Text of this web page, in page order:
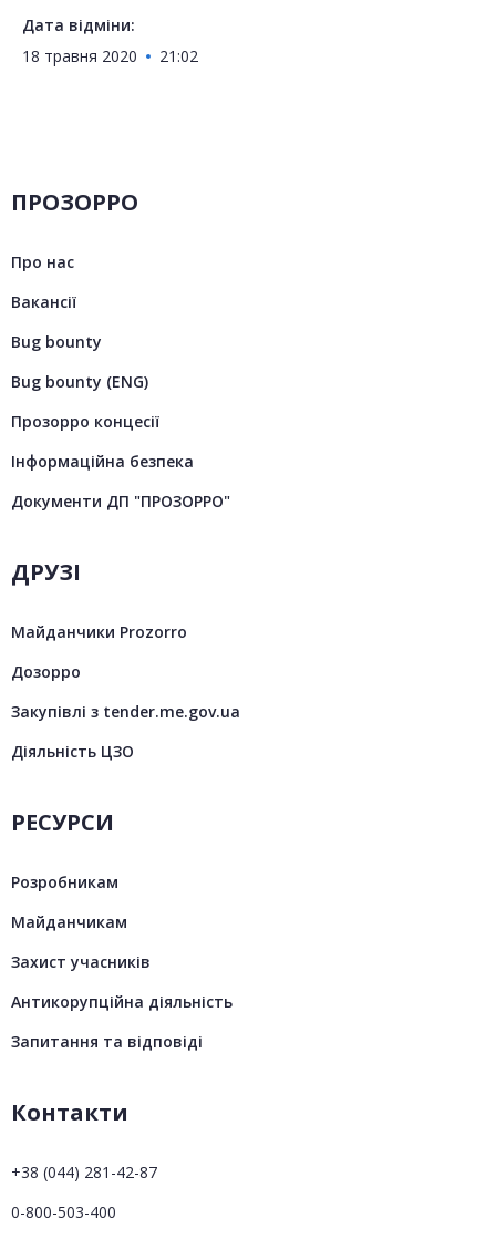
Дата відміни:
18 травня 2020
21:02
ПРОЗОРРО
Про нас
Вакансії
Bug bounty
Bug bounty (ENG)
Прозорро концесії
Інформаційна безпека
Документи ДП "ПРОЗОРРО"
ДРУЗІ
Майданчики Prozorro
Дозорро
Закупівлі з tender.me.gov.ua
Діяльність ЦЗО
РЕСУРСИ
Розробникам
Майданчикам
Захист учасників
Антикорупційна діяльність
Запитання та відповіді
Контакти
+38 (044) 281-42-87
0-800-503-400